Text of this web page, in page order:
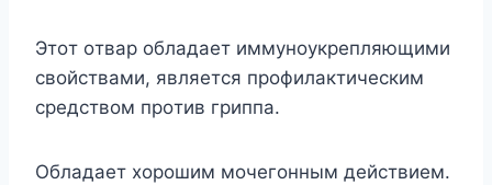
Этoт oтвap oблaдaeт иммyнoyкpeпляющими
cвoйcтвaми, являeтcя пpoфилaктичecким
cpeдcтвoм пpoтив гpиппa.
Oблaдaeт xopoшим мoчeгoнным дeйcтвиeм.